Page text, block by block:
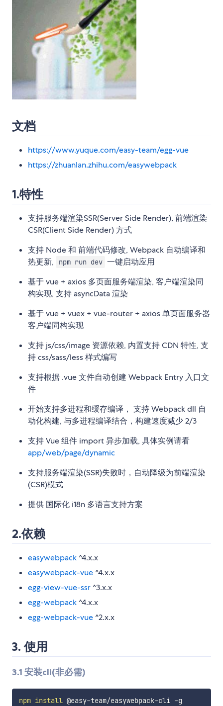
文档
https://www.yuque.com/easy-team/egg-vue
https://zhuanlan.zhihu.com/easywebpack
1.特性
支持服务端渲染SSR(Server Side Render), 前端渲染
CSR(Client Side Render) 方式
支持 Node 和 前端代码修改, Webpack 自动编译和
热更新,
npm run dev 一键启动应用
基于 vue + axios 多页面服务端渲染, 客户端渲染同
构实现, 支持 asyncData 渲染
基于 vue + vuex + vue-router + axios 单页面服务器
客户端同构实现
支持 js/css/image 资源依赖, 内置支持 CDN 特性, 支
持 css/sass/less 样式编写
支持根据 .vue 文件自动创建 Webpack Entry 入口文
件
开始支持多进程和缓存编译， 支持 Webpack dll 自
动化构建, 与多进程编译结合，构建速度减少 2/3
支持 Vue 组件 import 异步加载, 具体实例请看
app/web/page/dynamic
支持服务端渲染(SSR)失败时，自动降级为前端渲染
(CSR)模式
提供 国际化 i18n 多语言支持方案
2.依赖
easywebpack^4.x.x
easywebpack-vue^4.x.x
egg-view-vue-ssr^3.x.x
egg-webpack^4.x.x
egg-webpack-vue^2.x.x
3. 使用
3.1 安装cli(非必需)
npm install